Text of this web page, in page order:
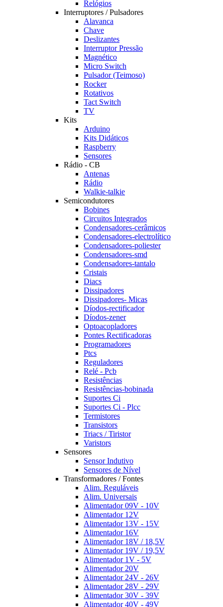
Relógios
Interruptores / Pulsadores
Alavanca
Chave
Deslizantes
Interruptor Pressão
Magnético
Micro Switch
Pulsador (Teimoso)
Rocker
Rotativos
Tact Switch
TV
Kits
Arduino
Kits Didáticos
Raspberry
Sensores
Rádio - CB
Antenas
Rádio
Walkie-talkie
Semicondutores
Bobines
Circuitos Integrados
Condensadores-cerâmicos
Condensadores-electrolítico
Condensadores-poliester
Condensadores-smd
Condensadores-tantalo
Cristais
Diacs
Dissipadores
Dissipadores- Micas
Díodos-rectificador
Díodos-zener
Optoacopladores
Pontes Rectificadoras
Programadores
Ptcs
Reguladores
Relé - Pcb
Resistências
Resistências-bobinada
Suportes Ci
Suportes Ci - Plcc
Termistores
Transistors
Triacs / Tiristor
Varistors
Sensores
Sensor Indutivo
Sensores de Nível
Transformadores / Fontes
Alim. Reguláveis
Alim. Universais
Alimentador 09V - 10V
Alimentador 12V
Alimentador 13V - 15V
Alimentador 16V
Alimentador 18V / 18,5V
Alimentador 19V / 19,5V
Alimentador 1V - 5V
Alimentador 20V
Alimentador 24V - 26V
Alimentador 28V - 29V
Alimentador 30V - 39V
Alimentador 40V - 49V